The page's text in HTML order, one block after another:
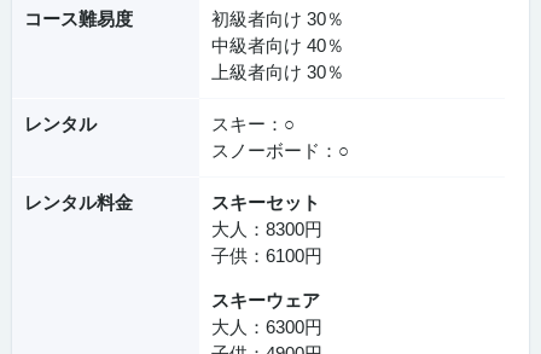
コース難易度
初級者向け 30％
中級者向け 40％
上級者向け 30％
レンタル
スキー：○
スノーボード：○
レンタル料金
スキーセット
大人：8300円
子供：6100円
スキーウェア
大人：6300円